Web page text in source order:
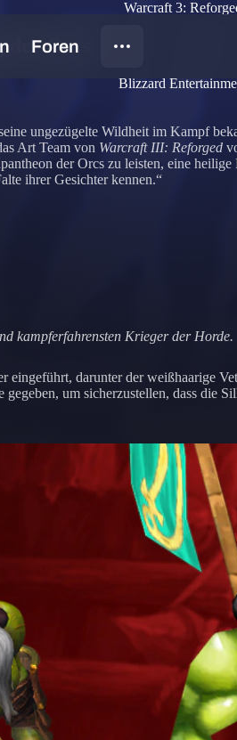
Warcraft 3:
Orcs
Blizzard
ungezügelte Wildheit im Kampf
Art Team von Warcraft III: Reforged
der Orcs zu leisten, eine
ihrer Gesichter kennen.“
kampferfahrensten Krieger der Horde.
eingeführt, darunter der weißhaarige
um sicherzustellen, dass